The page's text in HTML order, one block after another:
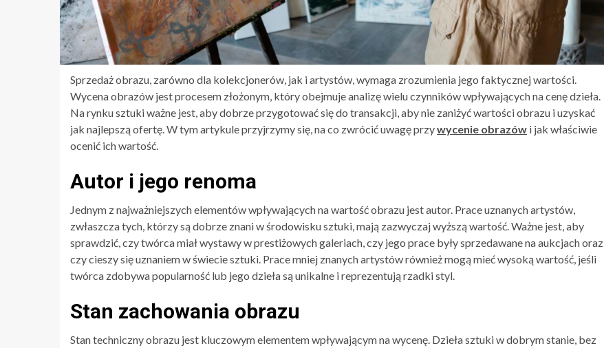
Sprzedaż obrazu, zarówno dla kolekcjonerów, jak i artystów, wymaga zrozumienia jego faktycznej wartości.
Wycena obrazów jest procesem złożonym, który obejmuje analizę wielu czynników wpływających na cenę dzieła.
Na rynku sztuki ważne jest, aby dobrze przygotować się do transakcji, aby nie zaniżyć wartości obrazu i uzyskać
jak najlepszą ofertę. W tym artykule przyjrzymy się, na co zwrócić uwagę przywycenie obrazów i jak właściwie
ocenić ich wartość.
Autor i jego renoma
Jednym z najważniejszych elementów wpływających na wartość obrazu jest autor. Prace uznanych artystów,
zwłaszcza tych, którzy są dobrze znani w środowisku sztuki, mają zazwyczaj wyższą wartość. Ważne jest, aby
sprawdzić, czy twórca miał wystawy w prestiżowych galeriach, czy jego prace były sprzedawane na aukcjach oraz
czy cieszy się uznaniem w świecie sztuki. Prace mniej znanych artystów również mogą mieć wysoką wartość, jeśli
twórca zdobywa popularność lub jego dzieła są unikalne i reprezentują rzadki styl.
Stan zachowania obrazu
Stan techniczny obrazu jest kluczowym elementem wpływającym na wycenę. Dzieła sztuki w dobrym stanie, bez